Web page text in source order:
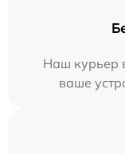
Наш курьер
ваше